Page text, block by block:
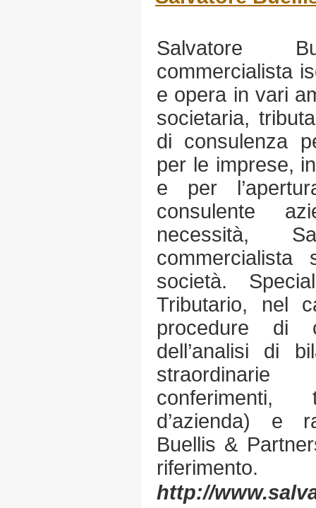
Salvatore
commercialista
e opera in vari
societaria,
di consulenza
per le imprese,
e per
consulente
necessità,
commercialista
società.
Tributario, nel
procedure di
dell’analisi di
conferimenti,
d’azienda) e
Buellis &
riferimento.
http://